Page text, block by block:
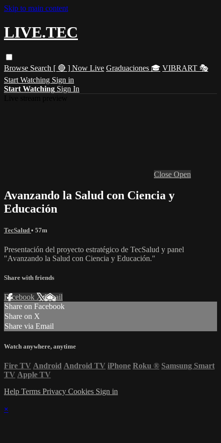
Skip to main content
LIVE.TEC
Browse Search [ 🔴 ] Now Live Graduaciones 🎓 VIBRART 🎭
Start Watching Sign in
Start Watching Sign In
Close Open
Avanzando la Salud con Ciencia y
Educación
TecSalud • 57m
Presentación del proyecto estratégico de TecSalud y panel
"Avanzando la Salud con Ciencia y Educación."
Share with friends
Facebook XEmail
Share on Facebook
Share on X
Share via Email
Watch anywhere, anytime
Fire TV Android Android TV iPhone Roku ® Samsung Smart
TV Apple TV
Help Terms Privacy Cookies Sign in
×